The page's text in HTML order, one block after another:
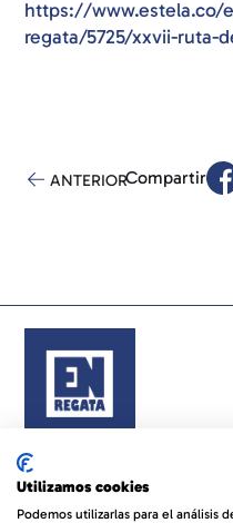
https://www.estela.co/
regata/5725/xxvii-ruta-
Compartir
ANTERIOR
Utilizamos cookies
Podemos utilizarlas para el análisis